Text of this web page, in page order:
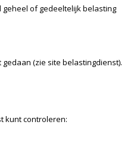
geheel of gedeeltelijk belasting
(zie site belastingdienst).
kunt controleren: